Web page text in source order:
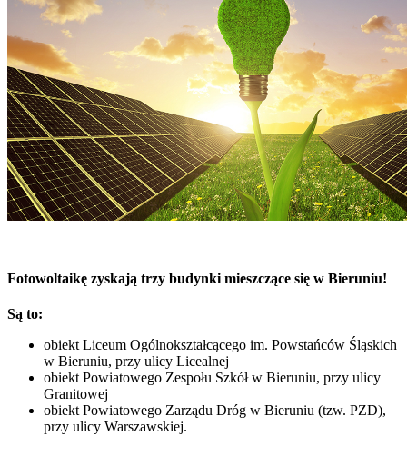
Fotowoltaikę zyskają trzy budynki mieszczące się w Bieruniu!
Są to:
obiekt Liceum Ogólnokształcącego im. Powstańców Śląskich
w Bieruniu, przy ulicy Licealnej
obiekt Powiatowego Zespołu Szkół w Bieruniu, przy ulicy
Granitowej
obiekt Powiatowego Zarządu Dróg w Bieruniu (tzw. PZD),
przy ulicy Warszawskiej.